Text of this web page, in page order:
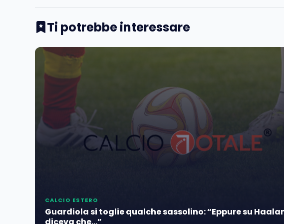
Ti potrebbe interessare
CALCIO ESTERO
Guardiola si toglie qualche sassolino: “Eppure su
diceva che…”